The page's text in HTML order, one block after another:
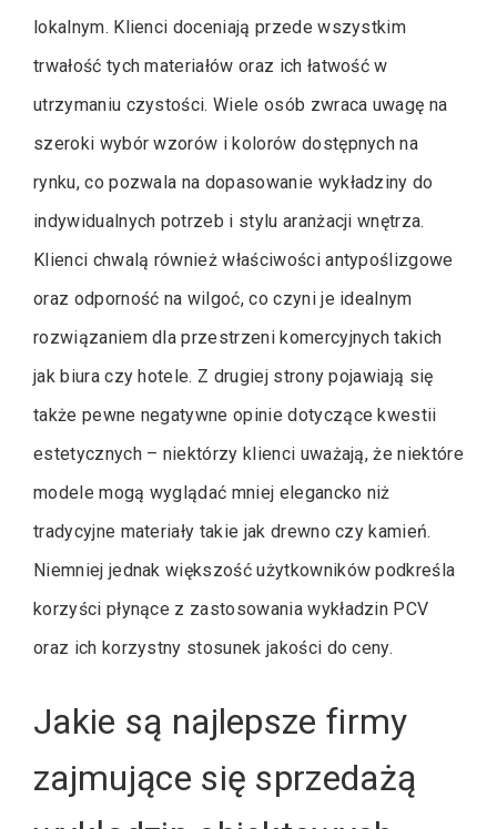
lokalnym. Klienci doceniają przede wszystkim
trwałość tych materiałów oraz ich łatwość w
utrzymaniu czystości. Wiele osób zwraca uwagę na
szeroki wybór wzorów i kolorów dostępnych na
rynku, co pozwala na dopasowanie wykładziny do
indywidualnych potrzeb i stylu aranżacji wnętrza.
Klienci chwalą również właściwości antypoślizgowe
oraz odporność na wilgoć, co czyni je idealnym
rozwiązaniem dla przestrzeni komercyjnych takich
jak biura czy hotele. Z drugiej strony pojawiają się
także pewne negatywne opinie dotyczące kwestii
estetycznych – niektórzy klienci uważają, że niektóre
modele mogą wyglądać mniej elegancko niż
tradycyjne materiały takie jak drewno czy kamień.
Niemniej jednak większość użytkowników podkreśla
korzyści płynące z zastosowania wykładzin PCV
oraz ich korzystny stosunek jakości do ceny.
Jakie są najlepsze firmy
zajmujące się sprzedażą